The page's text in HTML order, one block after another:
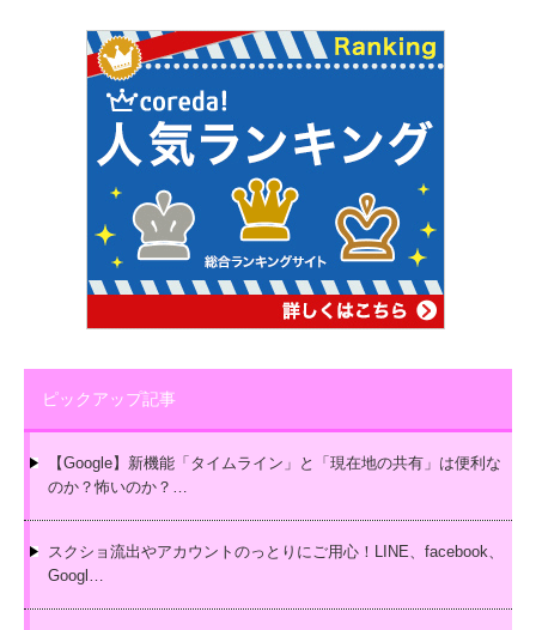
ピックアップ記事
【Google】新機能「タイムライン」と「現在地の共有」は便利な
のか？怖いのか？…
スクショ流出やアカウントのっとりにご用心！LINE、facebook、
Googl…